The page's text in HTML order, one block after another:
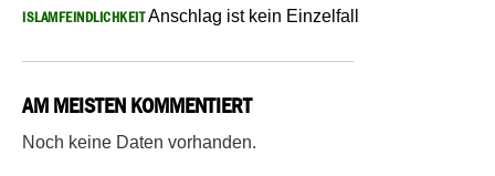
ISLAMFEINDLICHKEITAnschlag ist kein Einzelfall
AM MEISTEN KOMMENTIERT
Noch keine Daten vorhanden.